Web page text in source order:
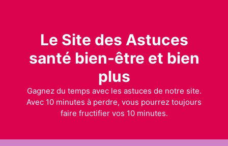
Le Site des Astuces
santé bien-être et bien
plus
Gagnez du temps avec les astuces de notre site.
Avec 10 minutes à perdre, vous pourrez toujours
faire fructifier vos 10 minutes.